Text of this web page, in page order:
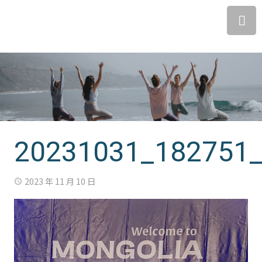
access_time 2023 年 11 月 10 日